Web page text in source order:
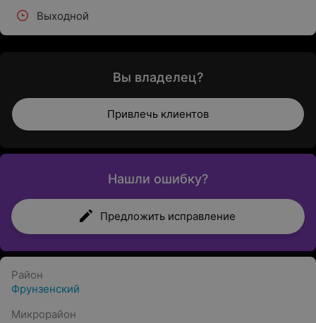
Выходной
Вы владелец?
Привлечь клиентов
Нашли ошибку?
Предложить исправление
Район
Фрунзенский
Микрорайон